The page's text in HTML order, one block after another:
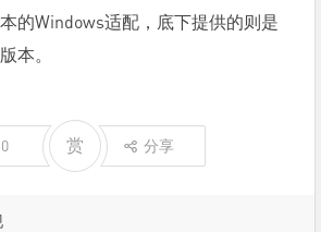
的Windows适配，底下提供的则是
本。
0 赏 分享